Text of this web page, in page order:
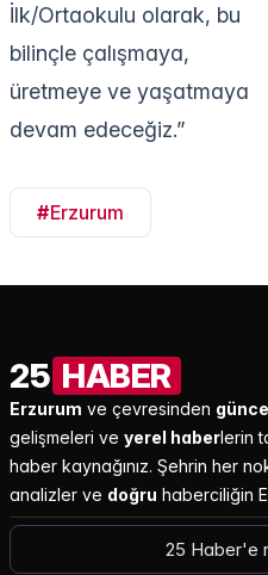
İlk/Ortaokulu olarak, bu
bilinçle çalışmaya,
üretmeye ve yaşatmaya
devam edeceğiz.”
#Erzurum
25 HABER
Erzurum ve çevresinden
gelişmeleri ve yerel haberlerin
haber kaynağınız. Şehrin her
analizler ve doğru haberciliğin
25 Haber'e